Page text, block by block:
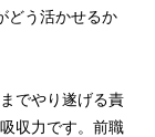
どう活かせるか
でやり遂げる責
収力です。前職